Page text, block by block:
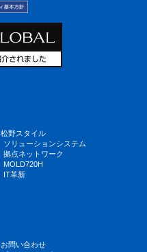
松野スタイル
ソリューションシステム
拠点ネットワーク
MOLD720H
IT革新
お問い合わせ